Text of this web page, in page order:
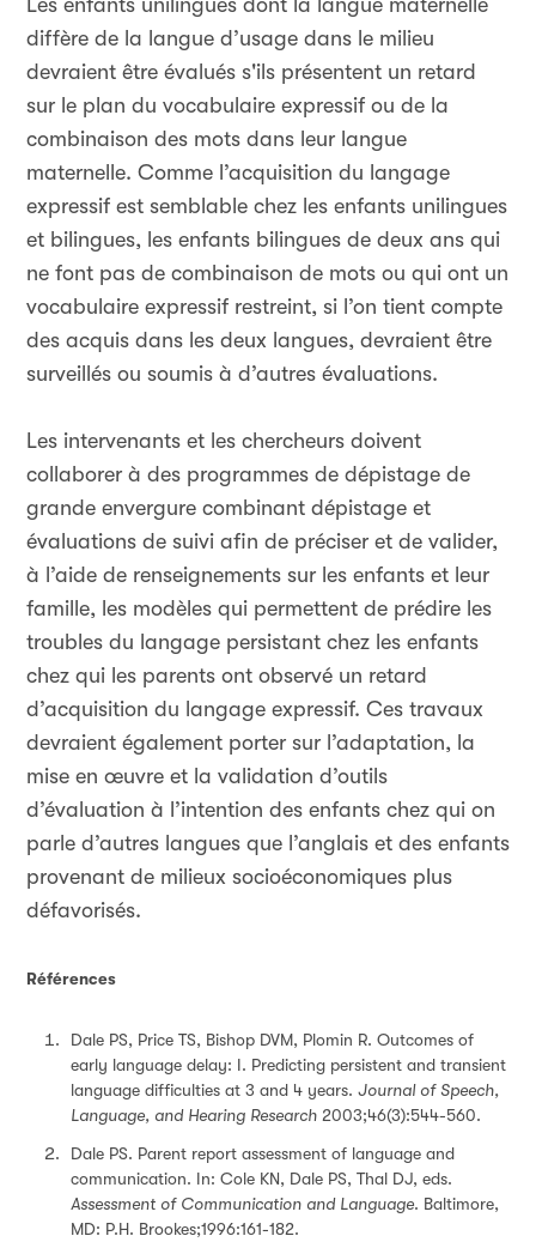
Les enfants unilingues dont la langue maternelle
diffère de la langue d’usage dans le milieu
devraient être évalués s'ils présentent un retard
sur le plan du vocabulaire expressif ou de la
combinaison des mots dans leur langue
maternelle. Comme l’acquisition du langage
expressif est semblable chez les enfants unilingues
et bilingues, les enfants bilingues de deux ans qui
ne font pas de combinaison de mots ou qui ont un
vocabulaire expressif restreint, si l’on tient compte
des acquis dans les deux langues, devraient être
surveillés ou soumis à d’autres évaluations.
Les intervenants et les chercheurs doivent
collaborer à des programmes de dépistage de
grande envergure combinant dépistage et
évaluations de suivi afin de préciser et de valider,
à l’aide de renseignements sur les enfants et leur
famille, les modèles qui permettent de prédire les
troubles du langage persistant chez les enfants
chez qui les parents ont observé un retard
d’acquisition du langage expressif. Ces travaux
devraient également porter sur l’adaptation, la
mise en œuvre et la validation d’outils
d’évaluation à l’intention des enfants chez qui on
parle d’autres langues que l’anglais et des enfants
provenant de milieux socioéconomiques plus
défavorisés.
Références
Dale PS, Price TS, Bishop DVM, Plomin R. Outcomes of
early language delay: I. Predicting persistent and transient
language difficulties at 3 and 4 years. Journal of Speech,
Language, and Hearing Research 2003;46(3):544-560.
Dale PS. Parent report assessment of language and
communication. In: Cole KN, Dale PS, Thal DJ, eds.
Assessment of Communication and Language. Baltimore,
MD: P.H. Brookes;1996:161-182.